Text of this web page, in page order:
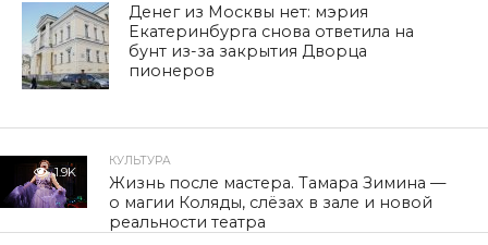
Денег из Москвы нет: мэрия
Екатеринбурга снова ответила на
бунт из-за закрытия Дворца
пионеров
1.9K
КУЛЬТУРА
Жизнь после мастера. Тамара Зимина —
о магии Коляды, слёзах в зале и новой
реальности театра